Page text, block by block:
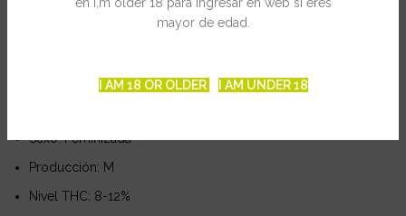
mayor de edad.
I AM 18 OR OLDER I AM UNDER 18
Polarlight #3, una excelente combinación de sabor, rendimiento,
potencia y facilidad de cultivo.
Sexo: Feminizada
Producción: M
Nivel THC: 8-12%